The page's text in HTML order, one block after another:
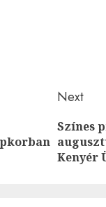
post:
Next
Next
post:
Színes
Kenyér